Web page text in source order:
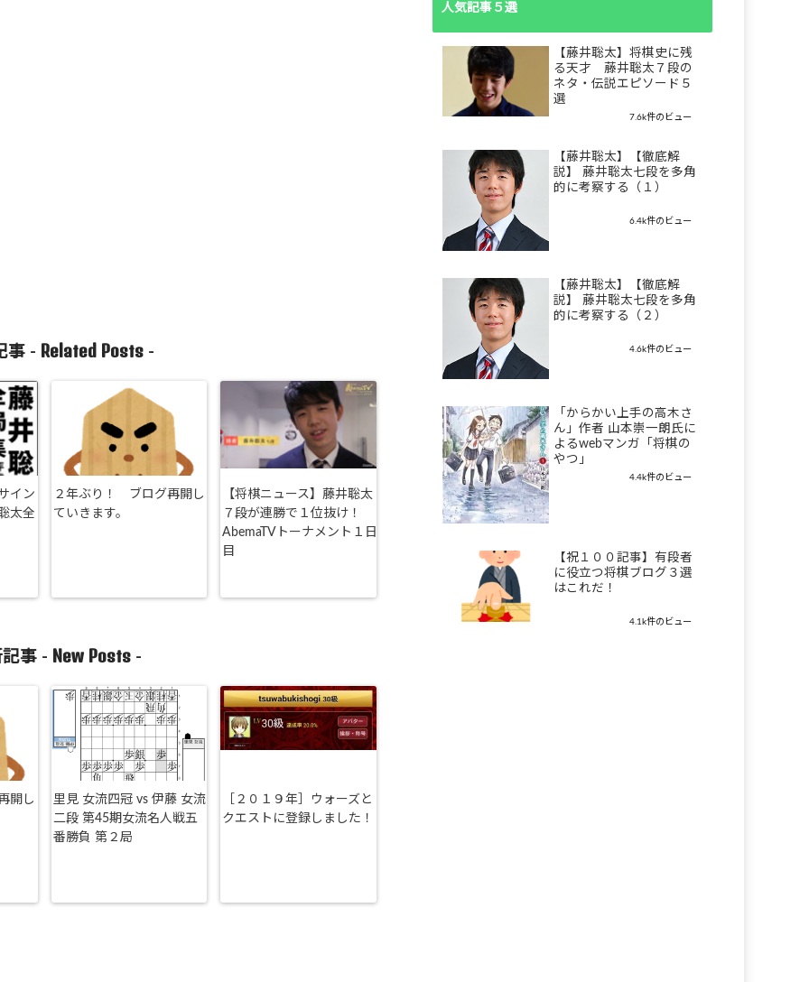
事 - Related Posts-
イン
太全
２年ぶり！ ブログ再開し
ていきます。
【将棋ニュース】藤井聡太
７段が連勝で１位抜け！
AbemaTVトーナメント１日
目
事 - New Posts -
開し
里見 女流四冠 vs 伊藤 女流
二段 第45期女流名人戦五
番勝負 第２局
［２０１９年］ウォーズと
クエストに登録しました！
人気記事５選
【藤井聡太】将棋史に残
る天才 藤井聡太７段の
ネタ・伝説エピソード５
選
7.6k件のビュー
【藤井聡太】【徹底解
説】 藤井聡太七段を多角
的に考察する（１）
6.4k件のビュー
【藤井聡太】【徹底解
説】 藤井聡太七段を多角
的に考察する（２）
4.6k件のビュー
「からかい上手の高木さ
ん」作者 山本崇一朗氏に
よるwebマンガ「将棋の
やつ」
4.4k件のビュー
【祝１００記事】有段者
に役立つ将棋ブログ３選
はこれだ！
4.1k件のビュー